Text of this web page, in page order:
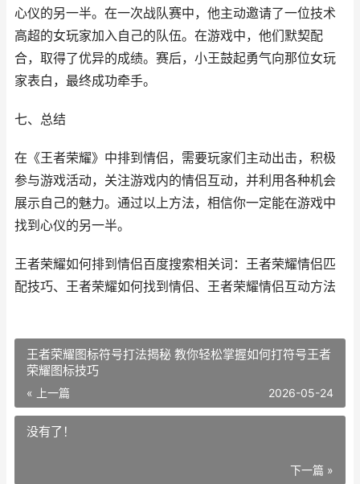
心仪的另一半。在一次战队赛中，他主动邀请了一位技术
高超的女玩家加入自己的队伍。在游戏中，他们默契配
合，取得了优异的成绩。赛后，小王鼓起勇气向那位女玩
家表白，最终成功牵手。
七、总结
在《王者荣耀》中排到情侣，需要玩家们主动出击，积极
参与游戏活动，关注游戏内的情侣互动，并利用各种机会
展示自己的魅力。通过以上方法，相信你一定能在游戏中
找到心仪的另一半。
王者荣耀如何排到情侣百度搜索相关词：王者荣耀情侣匹
配技巧、王者荣耀如何找到情侣、王者荣耀情侣互动方法
王者荣耀图标符号打法揭秘 教你轻松掌握如何打符号王者
荣耀图标技巧
« 上一篇 2026-05-24
没有了！
下一篇 »